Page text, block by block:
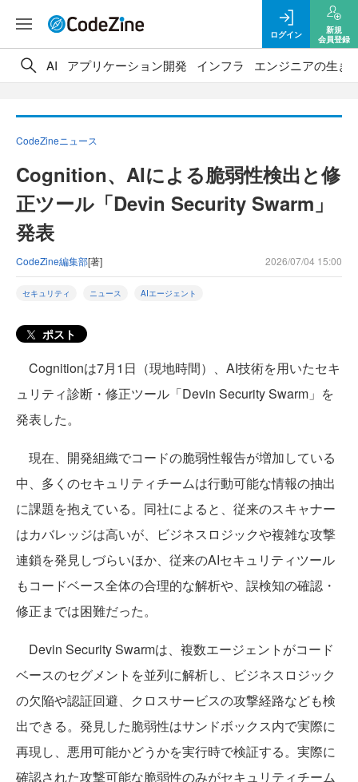
ログイン
新規
会員登録
AI アプリケーション開発 インフラ エンジニアの生き
CodeZineニュース
Cognition、AIによる脆弱性検出と修
正ツール「Devin Security Swarm」
発表
CodeZine編集部[著] 2026/07/04 15:00
セキュリティ ニュース AIエージェント
ポスト
Cognitionは7月1日（現地時間）、AI技術を用いたセキ
ュリティ診断・修正ツール「Devin Security Swarm」を
発表した。
現在、開発組織でコードの脆弱性報告が増加している
中、多くのセキュリティチームは行動可能な情報の抽出
に課題を抱えている。同社によると、従来のスキャナー
はカバレッジは高いが、ビジネスロジックや複雑な攻撃
連鎖を発見しづらいほか、従来のAIセキュリティツール
もコードベース全体の合理的な解析や、誤検知の確認・
修正までは困難だった。
Devin Security Swarmは、複数エージェントがコード
ベースのセグメントを並列に解析し、ビジネスロジック
の欠陥や認証回避、クロスサービスの攻撃経路なども検
出できる。発見した脆弱性はサンドボックス内で実際に
再現し、悪用可能かどうかを実行時で検証する。実際に
確認された攻撃可能な脆弱性のみがセキュリティチーム